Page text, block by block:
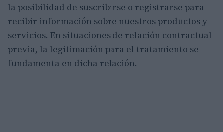
la posibilidad de suscribirse o registrarse para
recibir información sobre nuestros productos y
servicios. En situaciones de relación contractual
previa, la legitimación para el tratamiento se
fundamenta en dicha relación.